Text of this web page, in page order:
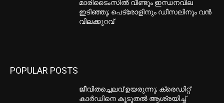
മാരിടൈംസിൽ വീണ്ടും ഇന്ധനവില
ഇടിഞ്ഞു; പെട്രോളിനും ഡീസലിനും വൻ
വിലക്കുറവ്
POPULAR POSTS
ജീവിതച്ചെലവ് ഉയരുന്നു; ക്രെഡിറ്റ്
കാർഡിനെ കൂടുതൽ ആശ്രയിച്ച്